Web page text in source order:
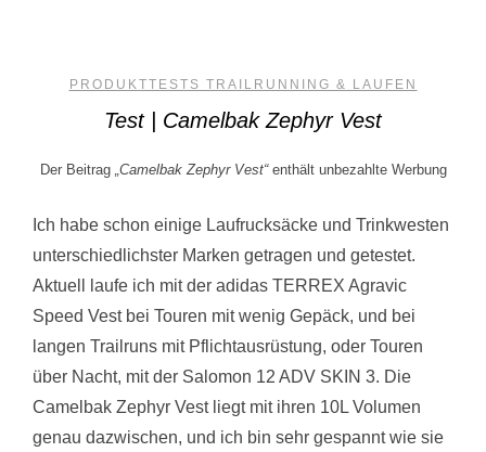
PRODUKTTESTS TRAILRUNNING & LAUFEN
Test | Camelbak Zephyr Vest
Der Beitrag „Camelbak Zephyr Vest“enthält unbezahlte Werbung
Ich habe schon einige Laufrucksäcke und Trinkwesten
unterschiedlichster Marken getragen und getestet.
Aktuell laufe ich mit der adidas TERREX Agravic
Speed Vest bei Touren mit wenig Gepäck, und bei
langen Trailruns mit Pflichtausrüstung, oder Touren
über Nacht, mit der Salomon 12 ADV SKIN 3. Die
Camelbak Zephyr Vest liegt mit ihren 10L Volumen
genau dazwischen, und ich bin sehr gespannt wie sie